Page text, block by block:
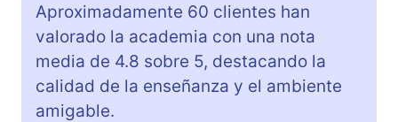
Aproximadamente 60 clientes han
valorado la academia con una nota
media de 4.8 sobre 5, destacando la
calidad de la enseñanza y el ambiente
amigable.